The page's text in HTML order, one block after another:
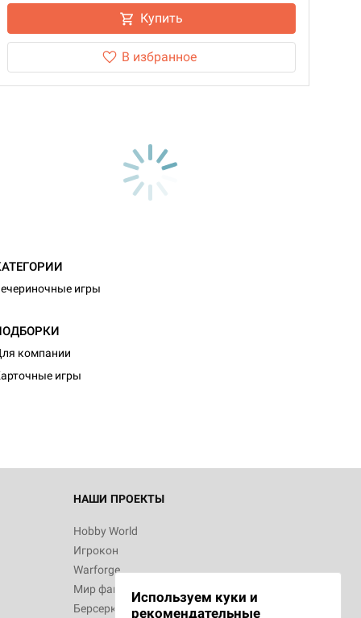
Купить
В избранное
игры
компании
игры
НАШИ ПРОЕКТЫ
Hobby World
Игрокон
Warforge
Мир фантастики
Берсерк
Используем куки и
рекомендательные
Монстры